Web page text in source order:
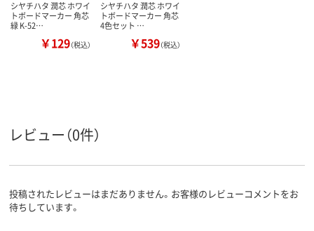
シヤチハタ 潤芯 ホワイ
トボードマーカー 角芯
緑 K-52…
￥129（税込）
シヤチハタ 潤芯 ホワイ
トボードマーカー 角芯
4色セット …
￥539（税込）
レビュー（0件）
投稿されたレビューはまだありません。お客様のレビューコメントをお
待ちしています。